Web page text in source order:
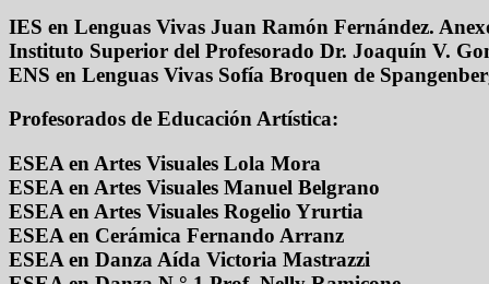
IES en Lenguas Vivas Juan Ramón Fernández.
Instituto Superior del Profesorado Dr. Joaquín V.
ENS en Lenguas Vivas Sofía Broquen de
Profesorados de Educación Artística:
ESEA en Artes Visuales Lola Mora
ESEA en Artes Visuales Manuel Belgrano
ESEA en Artes Visuales Rogelio Yrurtia
ESEA en Cerámica Fernando Arranz
ESEA en Danza Aída Victoria Mastrazzi